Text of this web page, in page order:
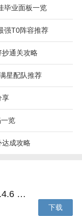
毕业面板一览
强T0阵容推荐
抄通关攻略
星配队推荐
享
览
达成攻略
小小优酷最新版下载v5.4.6 安卓官方版
下载